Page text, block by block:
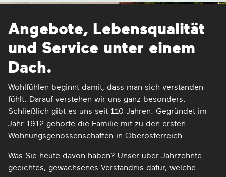
Angebote, Lebensqualität
und Service unter einem
Dach.
Wohlfühlen beginnt damit, dass man sich verstanden
fühlt. Darauf verstehen wir uns ganz besonders.
Schließlich gibt es uns seit 110 Jahren. Gegründet im
Jahr 1912 gehörte die Familie mit zu den ersten
Wohnungsgenossenschaften in Oberösterreich.
Was Sie heute davon haben? Unser über Jahrzehnte
geeichtes, gewachsenes Verständnis dafür, welche